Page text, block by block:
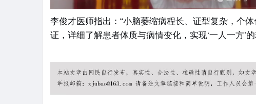
李俊才医师指出：“小脑萎缩病程长、证型复杂，个
证，详细了解患者体质与病情变化，实现‘一人一方’